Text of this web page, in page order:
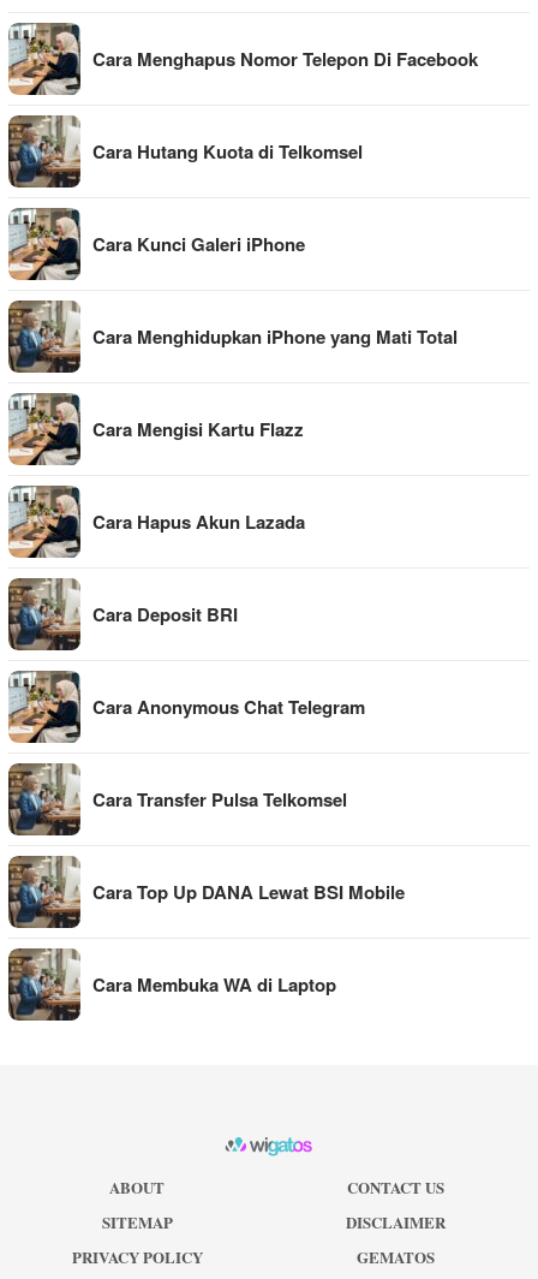
Cara Menghapus Nomor Telepon Di Facebook
Cara Hutang Kuota di Telkomsel
Cara Kunci Galeri iPhone
Cara Menghidupkan iPhone yang Mati Total
Cara Mengisi Kartu Flazz
Cara Hapus Akun Lazada
Cara Deposit BRI
Cara Anonymous Chat Telegram
Cara Transfer Pulsa Telkomsel
Cara Top Up DANA Lewat BSI Mobile
Cara Membuka WA di Laptop
ABOUT
CONTACT US
SITEMAP
DISCLAIMER
PRIVACY POLICY
GEMATOS